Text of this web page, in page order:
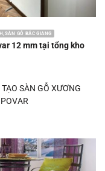
GỖ BẮC GIANG
12 mm tại tổng kho
SÀN GỖ XƯƠNG